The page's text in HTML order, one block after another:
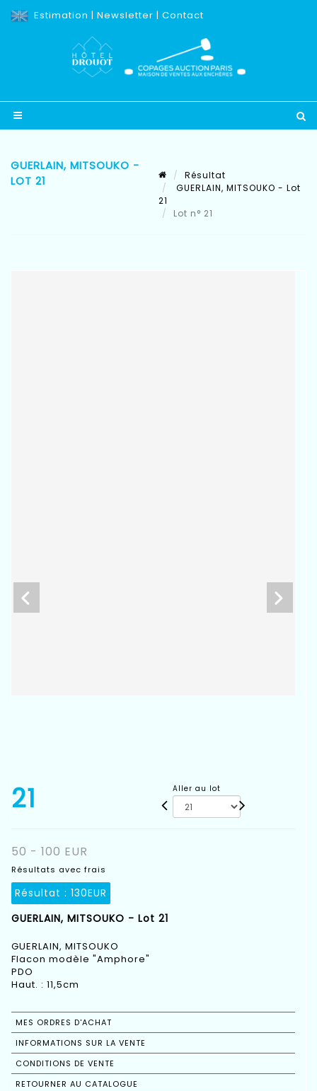
Estimation | Newsletter | Contact
GUERLAIN, MITSOUKO -
LOT 21
Résultat
GUERLAIN, MITSOUKO - Lot
21
Lot n° 21
21 Aller au lot
50 - 100 EUR
Résultats avec frais
Résultat : 130EUR
GUERLAIN, MITSOUKO - Lot 21
GUERLAIN, MITSOUKO
Flacon modèle "Amphore"
PDO
Haut. : 11,5cm
MES ORDRES D'ACHAT
INFORMATIONS SUR LA VENTE
CONDITIONS DE VENTE
RETOURNER AU CATALOGUE